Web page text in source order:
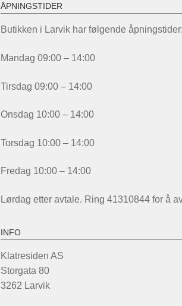
ÅPNINGSTIDER
Butikken i Larvik har følgende åpningstider:
Mandag 09:00 – 14:00
Tirsdag 09:00 – 14:00
Onsdag 10:00 – 14:00
Torsdag 10:00 – 14:00
Fredag 10:00 – 14:00
Lørdag etter avtale. Ring 41310844 for å
INFO
Klatresiden AS
Storgata 80
3262 Larvik